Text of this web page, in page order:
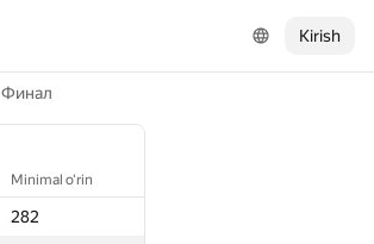
Kirish
Финал
Minimal o‘rin
282